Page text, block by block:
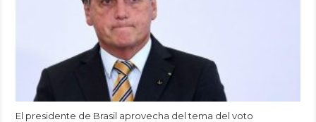
El presidente de Brasil aprovecha del tema del voto